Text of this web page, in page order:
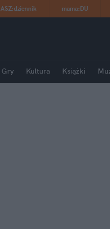
ASZ:dziennik mama:DU
Gry Kultura Książki